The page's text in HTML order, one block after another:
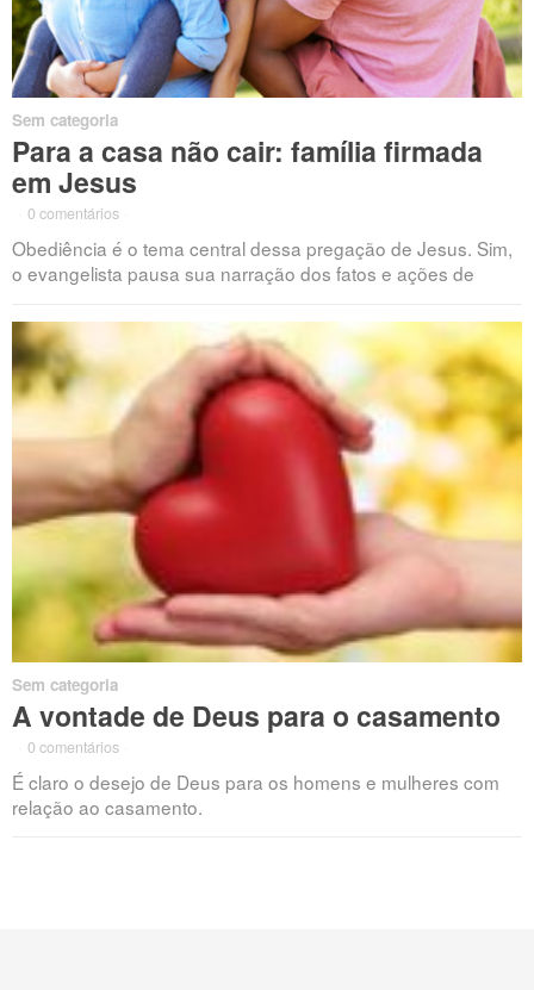
Sem categoria
Para a casa não cair: família firmada
em Jesus
0 comentários
Obediência é o tema central dessa pregação de Jesus. Sim,
o evangelista pausa sua narração dos fatos e ações de
Sem categoria
A vontade de Deus para o casamento
0 comentários
É claro o desejo de Deus para os homens e mulheres com
relação ao casamento.